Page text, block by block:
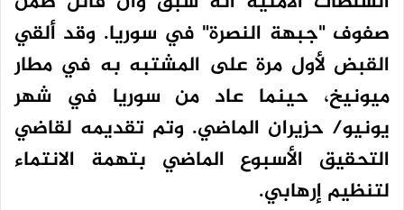
صفوف "جبهة النصرة" في سوريا. وقد ألقي
القبض لأول مرة على المشتبه به في مطار
ميونيخ، حينما عاد من سوريا في شهر
يونيو/ حزيران الماضي. وتم تقديمه لقاضي
التحقيق الأسبوع الماضي بتهمة الانتماء
لتنظيم إرهابي.